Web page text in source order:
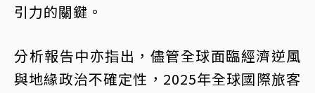
引力的關鍵。
分析報告中亦指出，儘管全球面臨經濟逆風
與地緣政治不確定性，2025年全球國際旅客